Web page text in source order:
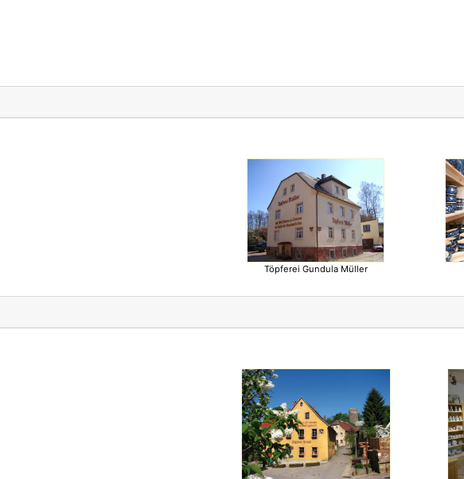
Töpferei Gundula Müller